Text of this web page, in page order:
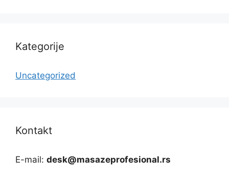
Kategorije
Uncategorized
Kontakt
E-mail: desk@masazeprofesional.rs